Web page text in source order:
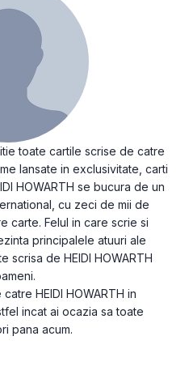
toate cartile scrise de catre
lansate in exclusivitate, carti
HOWARTH se bucura de un
cu zeci de mii de
carte. Felul in care scrie si
principalele atuuri ale
scrisa de HEIDI HOWARTH
HEIDI HOWARTH in
incat ai ocazia sa toate
pana acum.